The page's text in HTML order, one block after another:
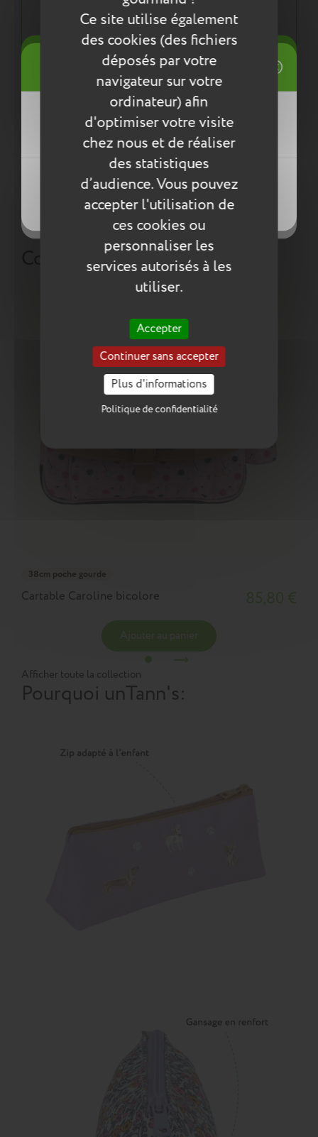
Ce site utilise également
des cookies (des fichiers
déposés par votre
navigateur sur votre
ordinateur) afin
d'optimiser votre visite
chez nous et de réaliser
des statistiques
d’audience. Vous pouvez
accepter l'utilisation de
ces cookies ou
personnaliser les
services autorisés à les
utiliser.
Accepter
Continuer sans accepter
Plus d'informations
Politique de confidentialité
La finition et la solidité Tann's !
Une démarche éco responsable :
Tout pour la santé de votre enfant : respect des
normes environnementales européennes ReACH
Entretien
Pour l’entretien de nos produits, nous vous
conseillons d’utiliser un chiffon humide ou une
éponge légèrement humidifiée à l'eau
savonneuse. N’utilisez pas de produits agressifs
qui risqueraient de détériorer le produit.
Compléter la collection
38cm poche gourde
Cartable Caroline bicolore
Afficher toute la collection
Pourquoi unTann's:
Mes listes d'envies
Créer une nouvelle liste
((title))
((cancelText))
((createText))
Connexion
Vous devez être connecté pour ajouter
des produits à votre liste d'envies.
((cancelText))
((loginText))